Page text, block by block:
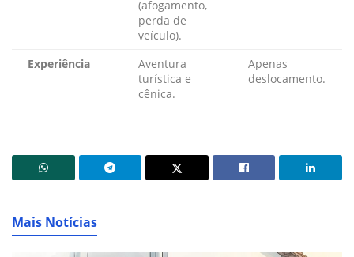
(afogamento,
perda de
veículo).
Experiência
Aventura
turística e
cênica.
Apenas
deslocamento.
Mais Notícias